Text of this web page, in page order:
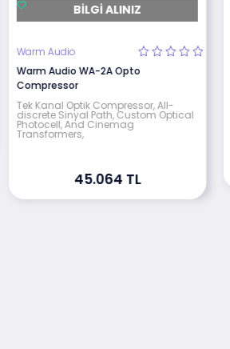
BILGI ALINIZ
Warm Audio
Warm Audio WA-2A Opto
Compressor
Tek Kanal Optik Compressor, All-
discrete Sinyal Path, Custom Optical
Photocell, And Cinemag
Transformers,
45.064 TL